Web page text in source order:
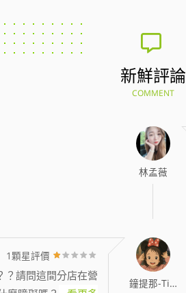
新鮮評論
COMMENT
林孟薇
鐘提那-Tina
1顆星評價
？請問這間分店在營